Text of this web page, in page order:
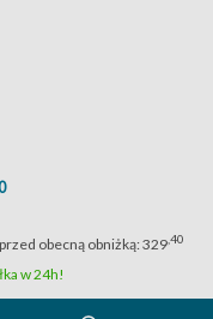
obecną obniżką:329,40
w 24h!